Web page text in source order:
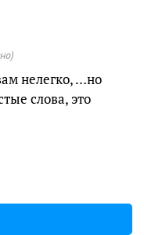
нелегко, …но
слова, это